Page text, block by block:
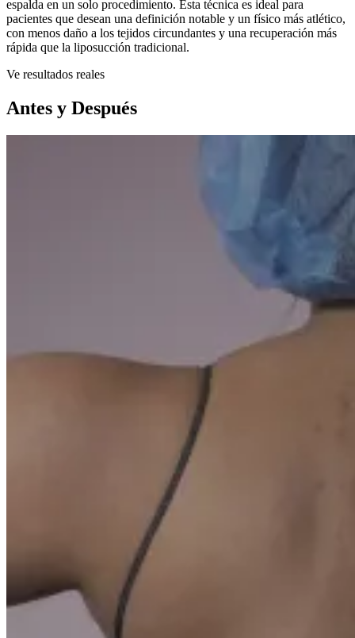
espalda en un solo procedimiento. Esta técnica es ideal para
pacientes que desean una definición notable y un físico más atlético,
con menos daño a los tejidos circundantes y una recuperación más
rápida que la liposucción tradicional.
Ve resultados reales
Antes y Después